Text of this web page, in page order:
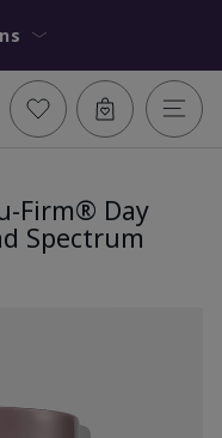
Firm® Day
Spectrum